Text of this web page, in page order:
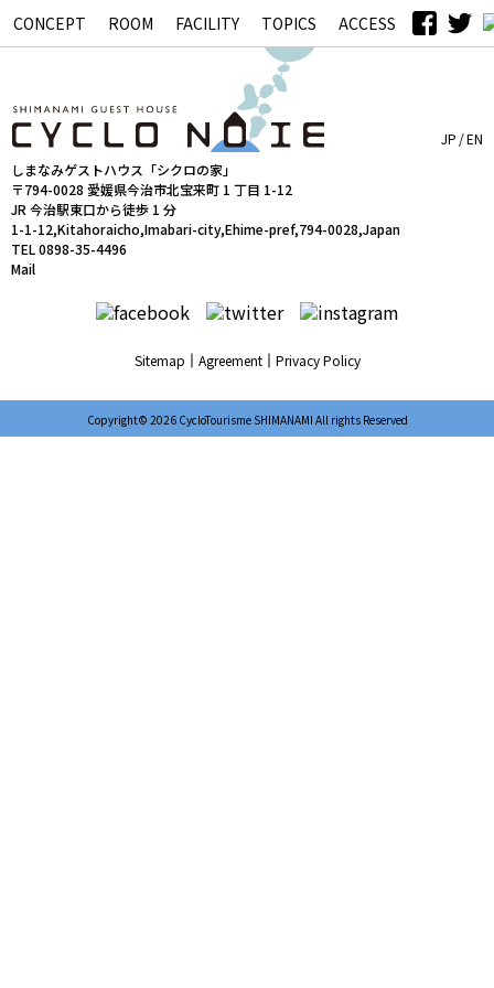
CONCEPT ROOM FACILITY TOPICS ACCESS
シクロの家
JP EN
しまなみゲストハウス「シクロの家」
〒794-0028 愛媛県今治市北宝来町 1 丁目 1-12
JR 今治駅東口から徒歩 1 分
1-1-12,Kitahoraicho,Imabari-city,Ehime-pref,794-0028,Japan
TEL 0898-35-4496
Mail
Sitemap Agreement Privacy Policy
Copyright© 2026 CycloTourisme SHIMANAMI All rights Reserved